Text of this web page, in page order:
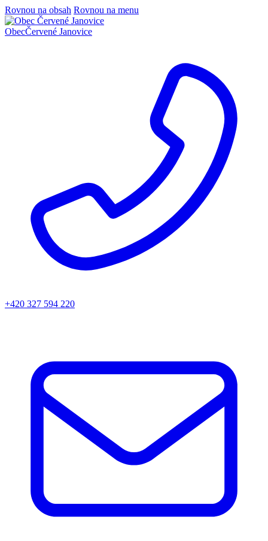
Rovnou na obsah Rovnou na menu
ObecČervené Janovice
+420 327 594 220